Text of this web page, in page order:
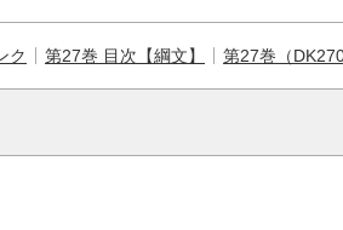
ク 第27巻 目次【綱文】 第27巻（